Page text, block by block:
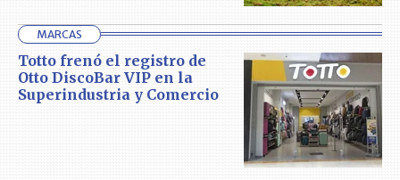
MARCAS
Totto frenó el registro de
Otto DiscoBar VIP en la
Superindustria y Comercio